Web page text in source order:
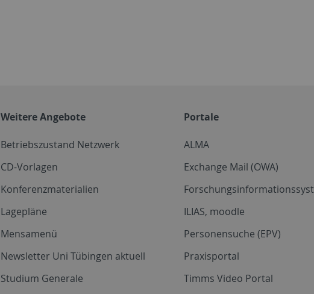
Weitere Angebote
Betriebszustand Netzwerk
CD-Vorlagen
Konferenzmaterialien
Lagepläne
Mensamenü
Newsletter Uni Tübingen aktuell
Studium Generale
Portale
ALMA
Exchange Mail (OWA)
ILIAS, moodle
Personensuche (EPV)
Praxisportal
Timms Video Portal